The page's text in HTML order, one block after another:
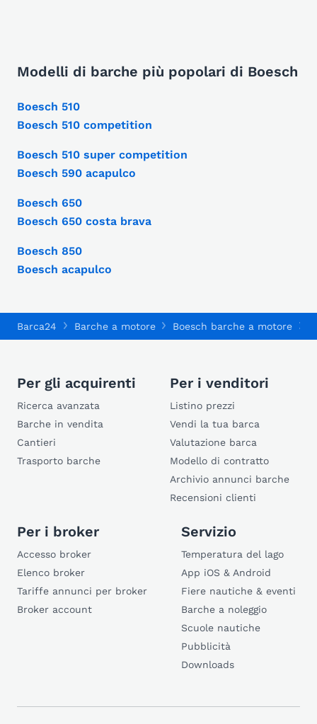
Modelli di barche più popolari di Boesch
Boesch 510
Boesch 510 competition
Boesch 510 super competition
Boesch 590 acapulco
Boesch 650
Boesch 650 costa brava
Boesch 850
Boesch acapulco
Barca24 Barche a motore Boesch barche a motore
Per gli acquirenti
Ricerca avanzata
Barche in vendita
Cantieri
Trasporto barche
Per i venditori
Listino prezzi
Vendi la tua barca
Valutazione barca
Modello di contratto
Archivio annunci barche
Recensioni clienti
Per i broker
Accesso broker
Elenco broker
Tariffe annunci per broker
Broker account
Servizio
Temperatura del lago
App iOS & Android
Fiere nautiche & eventi
Barche a noleggio
Scuole nautiche
Pubblicità
Downloads